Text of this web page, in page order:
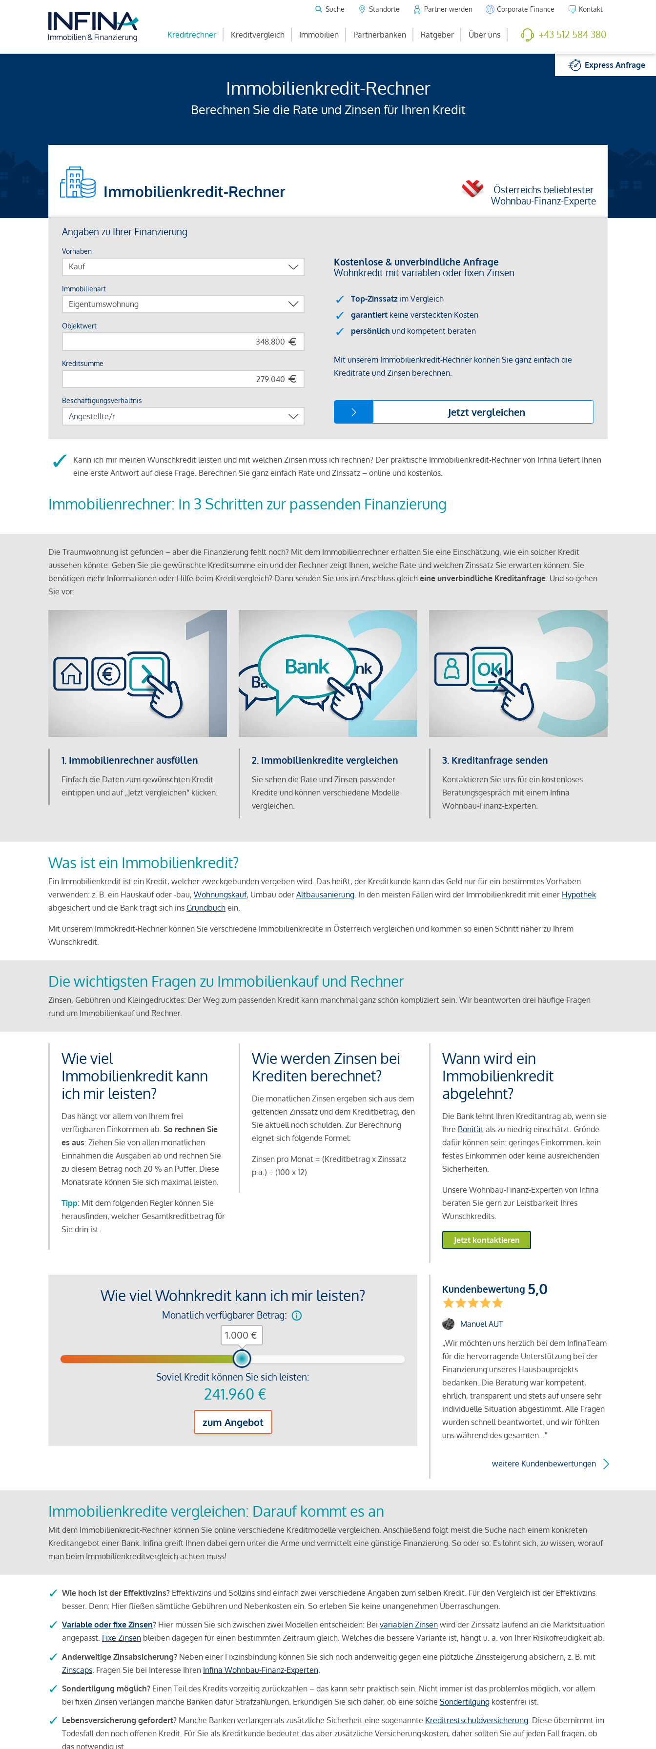
Suche Standorte Partner werden Corporate Finance Kontakt
Kreditrechner Kreditvergleich Immobilien Partnerbanken Ratgeber Über uns +43 512 584 380
ExpressAnfrage
Immobilienkredit-Rechner
Berechnen Sie die Rate und Zinsen für Ihren Kredit
Immobilienkredit-Rechner
Österreichs beliebtester
Wohnbau-Finanz-Experte
Kann ich mir meinen Wunschkredit leisten und mit welchen Zinsen muss ich rechnen? Der praktische Immobilienkredit-Rechner von Infina liefert Ihnen
eine erste Antwort auf diese Frage. Berechnen Sie ganz einfach Rate und Zinssatz – online und kostenlos.
Immobilienrechner: In 3 Schritten zur passenden Finanzierung
Die Traumwohnung ist gefunden – aber die Finanzierung fehlt noch? Mit dem Immobilienrechner erhalten Sie eine Einschätzung, wie ein solcher Kredit
aussehen könnte. Geben Sie die gewünschte Kreditsumme ein und der Rechner zeigt Ihnen, welche Rate und welchen Zinssatz Sie erwarten können. Sie
benötigen mehr Informationen oder Hilfe beim Kreditvergleich? Dann senden Sie uns im Anschluss gleich eine unverbindliche Kreditanfrage. Und so gehen
Sie vor:
1. Immobilienrechner ausfüllen
Einfach die Daten zum gewünschten Kredit
eintippen und auf „Jetzt vergleichen“ klicken.
2. Immobilienkredite vergleichen
Sie sehen die Rate und Zinsen passender
Kredite und können verschiedene Modelle
vergleichen.
3. Kreditanfrage senden
Kontaktieren Sie uns für ein kostenloses
Beratungsgespräch mit einem Infina
Wohnbau-Finanz-Experten.
Was ist ein Immobilienkredit?
Ein Immobilienkredit ist ein Kredit, welcher zweckgebunden vergeben wird. Das heißt, der Kreditkunde kann das Geld nur für ein bestimmtes Vorhaben
verwenden: z. B. ein Hauskauf oder -bau, Wohnungskauf, Umbau oder Altbausanierung. In den meisten Fällen wird der Immobilienkredit mit einer Hypothek
abgesichert und die Bank trägt sich ins Grundbuch ein.
Mit unserem Immokredit-Rechner können Sie verschiedene Immobilienkredite in Österreich vergleichen und kommen so einen Schritt näher zu Ihrem
Wunschkredit.
Die wichtigsten Fragen zu Immobilienkauf und Rechner
Zinsen, Gebühren und Kleingedrucktes: Der Weg zum passenden Kredit kann manchmal ganz schön kompliziert sein. Wir beantworten drei häufige Fragen
rund um Immobilienkauf und Rechner.
Wie viel
Immobilienkredit kann
ich mir leisten?
Das hängt vor allem von Ihrem frei
verfügbaren Einkommen ab. So rechnen Sie
es aus: Ziehen Sie von allen monatlichen
Einnahmen die Ausgaben ab und rechnen Sie
zu diesem Betrag noch 20 % an Puffer. Diese
Monatsrate können Sie sich maximal leisten.
Tipp: Mit dem folgenden Regler können Sie
herausfinden, welcher Gesamtkreditbetrag für
Sie drin ist.
Wie werden Zinsen bei
Krediten berechnet?
Die monatlichen Zinsen ergeben sich aus dem
geltenden Zinssatz und dem Kreditbetrag, den
Sie aktuell noch schulden. Zur Berechnung
eignet sich folgende Formel:
Zinsen pro Monat = (Kreditbetrag x Zinssatz
p.a.) ÷ (100 x 12)
Wann wird ein
Immobilienkredit
abgelehnt?
Die Bank lehnt Ihren Kreditantrag ab, wenn sie
Ihre Bonitätals zu niedrig einschätzt. Gründe
dafür können sein: geringes Einkommen, kein
festes Einkommen oder keine ausreichenden
Sicherheiten.
Unsere Wohnbau-Finanz-Experten von Infina
beraten Sie gern zur Leistbarkeit Ihres
Wunschkredits.
Jetzt kontaktieren
Wie viel Wohnkredit kann ich mir leisten?
Monatlich verfügbarer Betrag:
Soviel Kredit können Sie sich leisten:
241.960 €
zum Angebot
€
Kundenbewertung 5,0
Manuel AUT
„Wir möchten uns herzlich bei dem InfinaTeam
für die hervorragende Unterstützung bei der
Finanzierung unseres Hausbauprojekts
bedanken. Die Beratung war kompetent,
ehrlich, transparent und stets auf unsere sehr
individuelle Situation abgestimmt. Alle Fragen
wurden schnell beantwortet, und wir fühlten
uns während des gesamten..."
weitere Kundenbewertungen
Immobilienkredite vergleichen: Darauf kommt es an
Mit dem Immobilienkredit-Rechner können Sie online verschiedene Kreditmodelle vergleichen. Anschließend folgt meist die Suche nach einem konkreten
Kreditangebot einer Bank. Infina greift Ihnen dabei gern unter die Arme und vermittelt eine günstige Finanzierung. So oder so: Es lohnt sich, zu wissen, worauf
man beim Immobilienkreditvergleich achten muss!
Wie hoch ist der Effektivzins? Effektivzins und Sollzins sind einfach zwei verschiedene Angaben zum selben Kredit. Für den Vergleich ist der Effektivzins
besser. Denn: Hier fließen sämtliche Gebühren und Nebenkosten ein. So erleben Sie keine unangenehmen Überraschungen.
Variable oder fixe Zinsen? Hier müssen Sie sich zwischen zwei Modellen entscheiden: Bei variablen Zinsen wird der Zinssatz laufend an die Marktsituation
angepasst. Fixe Zinsen bleiben dagegen für einen bestimmten Zeitraum gleich. Welches die bessere Variante ist, hängt u. a. von Ihrer Risikofreudigkeit ab.
Anderweitige Zinsabsicherung? Neben einer Fixzinsbindung können Sie sich noch anderweitig gegen eine plötzliche Zinssteigerung absichern, z. B. mit
Zinscaps . Fragen Sie bei Interesse Ihren Infina Wohnbau-Finanz-Experten
Sondertilgung möglich? Einen Teil des Kredits vorzeitig zurückzahlen – das kann sehr praktisch sein. Nicht immer ist das problemlos möglich, vor allem
bei fixen Zinsen verlangen manche Banken dafür Strafzahlungen. Erkundigen Sie sich daher, ob eine solche Sondertilgung kostenfrei ist.
Lebensversicherung gefordert? Manche Banken verlangen als zusätzliche Sicherheit eine sogenannte Kreditrestschuldversicherung . Diese übernimmt im
Todesfall den noch offenen Kredit. Für Sie als Kreditkunde bedeutet das aber zusätzliche Versicherungskosten, daher sollten Sie auf jeden Fall fragen, ob
das notwendig ist.